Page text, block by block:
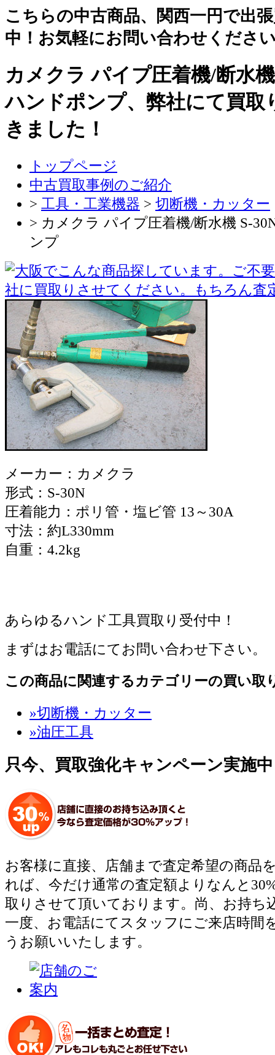
こちらの中古商品、関西一円で出
中！お気軽にお問い合わせくださ
カメクラ パイプ圧着機/断水
ハンドポンプ、弊社にて買取
きました！
トップページ
中古買取事例のご紹介
> 工具・工業機器 > 切断機・カッター
> カメクラ パイプ圧着機/断水機 S-
ンプ
メーカー：カメクラ
形式：S-30N
圧着能力：ポリ管・塩ビ管 13～30A
寸法：約L330mm
自重：4.2kg
あらゆるハンド工具買取り受付中！
まずはお電話にてお問い合わせ下さい。
この商品に関連するカテゴリーの買い取
»切断機・カッター
»油圧工具
只今、買取強化キャンペーン実施
お客様に直接、店舗まで査定希望の商品
れば、今だけ通常の査定額よりなんと
取りさせて頂いております。尚、お持ち
一度、お電話にてスタッフにご来店時間
うお願いいたします。